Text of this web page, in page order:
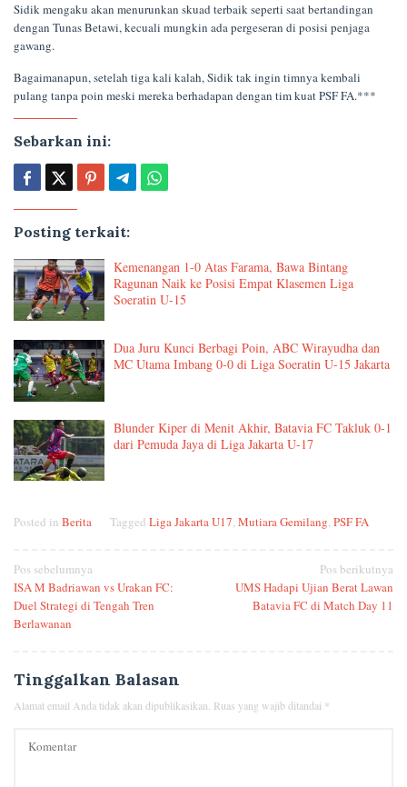
Sidik mengaku akan menurunkan skuad terbaik seperti saat bertandingan
dengan Tunas Betawi, kecuali mungkin ada pergeseran di posisi penjaga
gawang.
Bagaimanapun, setelah tiga kali kalah, Sidik tak ingin timnya kembali
pulang tanpa poin meski mereka berhadapan dengan tim kuat PSF FA.***
Sebarkan ini:
Posting terkait:
Kemenangan 1-0 Atas Farama, Bawa Bintang
Ragunan Naik ke Posisi Empat Klasemen Liga
Soeratin U-15
Dua Juru Kunci Berbagi Poin, ABC Wirayudha dan
MC Utama Imbang 0-0 di Liga Soeratin U-15 Jakarta
Blunder Kiper di Menit Akhir, Batavia FC Takluk 0-1
dari Pemuda Jaya di Liga Jakarta U-17
Posted in Berita Tagged Liga Jakarta U17, Mutiara Gemilang, PSF FA
Navigasi
pos
Pos sebelumnya
ISA M Badriawan vs Urakan FC:
Duel Strategi di Tengah Tren
Berlawanan
Pos berikutnya
UMS Hadapi Ujian Berat Lawan
Batavia FC di Match Day 11
Tinggalkan Balasan
Alamat email Anda tidak akan dipublikasikan. Ruas yang wajib ditandai *